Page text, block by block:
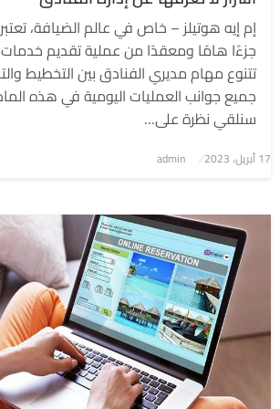
إم إيه هوتيلز – خاص في عالم الضيافة،
جزءًا هامًا ومعقدًا من عملية تقديم
تتنوع مهام مديري الفنادق بين التخطيط
جميع جوانب العمليات اليومية في هذه
سنلقي نظرة على…
نُشر
17 أبريل، 2023 admin